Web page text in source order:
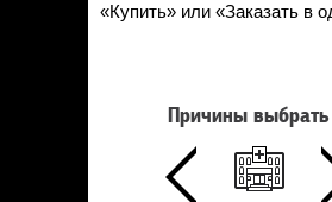
«Купить» или «Заказать в
Причины выбрать